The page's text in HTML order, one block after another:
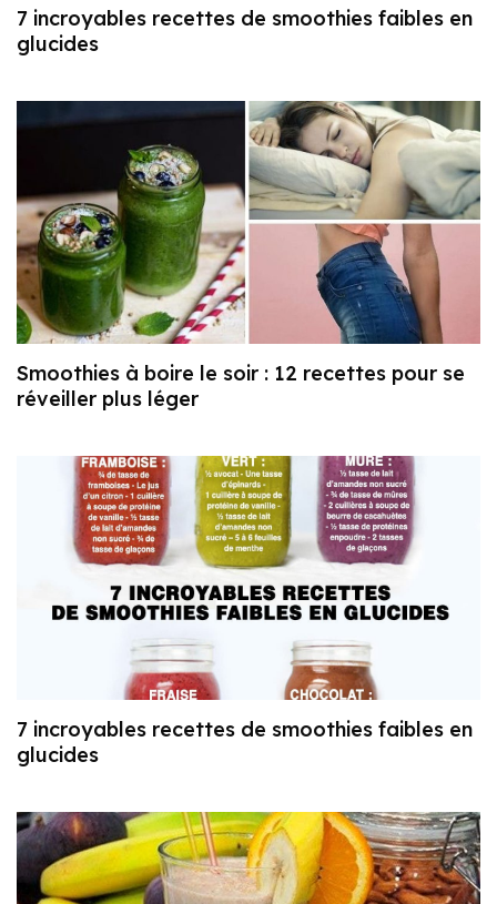
7 incroyables recettes de smoothies faibles en
glucides
Smoothies à boire le soir : 12 recettes pour se
réveiller plus léger
7 incroyables recettes de smoothies faibles en
glucides